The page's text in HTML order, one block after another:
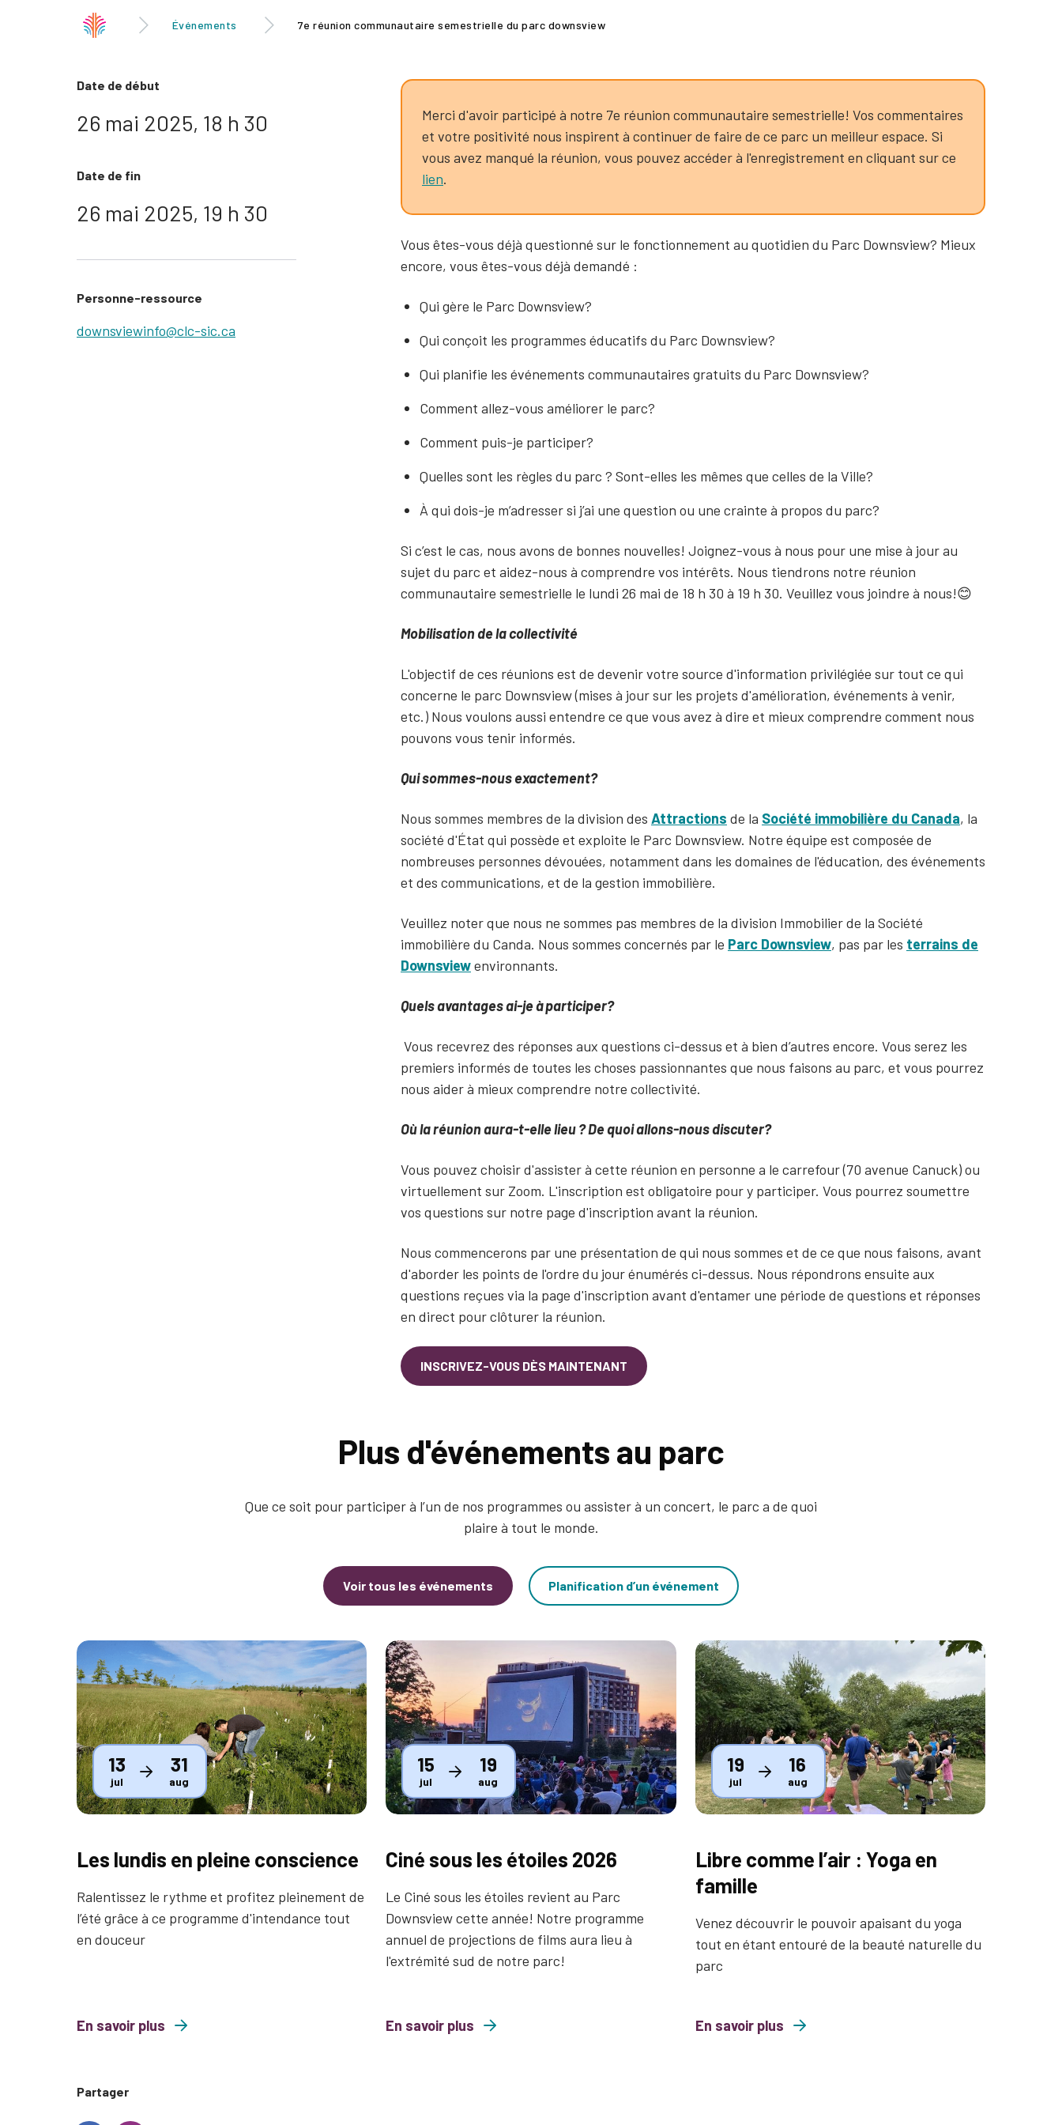
Événements 7e réunion communautaire semestrielle du parc downsview
Date de début
26 mai 2025, 18 h 30
Date de fin
26 mai 2025, 19 h 30
Personne-ressource
downsviewinfo@clc-sic.ca
Merci d'avoir participé à notre 7e réunion communautaire semestrielle! Vos commentaires
et votre positivité nous inspirent à continuer de faire de ce parc un meilleur espace. Si
vous avez manqué la réunion, vous pouvez accéder à l'enregistrement en cliquant sur ce
lien.
Vous êtes-vous déjà questionné sur le fonctionnement au quotidien du Parc Downsview? Mieux
encore, vous êtes-vous déjà demandé :
Qui gère le Parc Downsview?
Qui conçoit les programmes éducatifs du Parc Downsview?
Qui planifie les événements communautaires gratuits du Parc Downsview?
Comment allez-vous améliorer le parc?
Comment puis-je participer?
Quelles sont les règles du parc ? Sont-elles les mêmes que celles de la Ville?
À qui dois-je m’adresser si j’ai une question ou une crainte à propos du parc?
Si c’est le cas, nous avons de bonnes nouvelles! Joignez-vous à nous pour une mise à jour au
sujet du parc et aidez-nous à comprendre vos intérêts. Nous tiendrons notre réunion
communautaire semestrielle le lundi 26 mai de 18 h 30 à 19 h 30. Veuillez vous joindre à nous!😊
Mobilisation de la collectivité
L'objectif de ces réunions est de devenir votre source d'information privilégiée sur tout ce qui
concerne le parc Downsview (mises à jour sur les projets d'amélioration, événements à venir,
etc.) Nous voulons aussi entendre ce que vous avez à dire et mieux comprendre comment nous
pouvons vous tenir informés.
Qui sommes-nous exactement?
Nous sommes membres de la division des Attractions de la Société immobilière du Canada, la
société d'État qui possède et exploite le Parc Downsview. Notre équipe est composée de
nombreuses personnes dévouées, notamment dans les domaines de l'éducation, des événements
et des communications, et de la gestion immobilière.
Veuillez noter que nous ne sommes pas membres de la division Immobilier de la Société
immobilière du Canda. Nous sommes concernés par le Parc Downsview, pas par les terrains de
Downsviewenvironnants.
Quels avantages ai-je à participer?
Vous recevrez des réponses aux questions ci-dessus et à bien d’autres encore. Vous serez les
premiers informés de toutes les choses passionnantes que nous faisons au parc, et vous pourrez
nous aider à mieux comprendre notre collectivité.
Où la réunion aura-t-elle lieu ? De quoi allons-nous discuter?
Vous pouvez choisir d'assister à cette réunion en personne a le carrefour (70 avenue Canuck) ou
virtuellement sur Zoom. L'inscription est obligatoire pour y participer. Vous pourrez soumettre
vos questions sur notre page d'inscription avant la réunion.
Nous commencerons par une présentation de qui nous sommes et de ce que nous faisons, avant
d'aborder les points de l'ordre du jour énumérés ci-dessus. Nous répondrons ensuite aux
questions reçues via la page d'inscription avant d'entamer une période de questions et réponses
en direct pour clôturer la réunion.
INSCRIVEZ-VOUS DÈS MAINTENANT
Plus d'événements au parc
Que ce soit pour participer à l’un de nos programmes ou assister à un concert, le parc a de quoi
plaire à tout le monde.
Voir tous les événements Planification d’un événement
Thumbnail
13
jul
31
aug
Les lundis en pleine conscience
Ralentissez le rythme et profitez pleinement de
l’été grâce à ce programme d'intendance tout
en douceur
En savoir plus
about Les lundis en pleine conscience
Thumbnail
15
jul
19
aug
Ciné sous les étoiles 2026
Le Ciné sous les étoiles revient au Parc
Downsview cette année! Notre programme
annuel de projections de films aura lieu à
l'extrémité sud de notre parc!
En savoir plus
about Ciné sous les étoiles 2026
Thumbnail
19
jul
16
aug
Libre comme l’air : Yoga en
famille
Venez découvrir le pouvoir apaisant du yoga
tout en étant entouré de la beauté naturelle du
parc
En savoir plus
about Libre comme l’air : Yoga en famille
Partager